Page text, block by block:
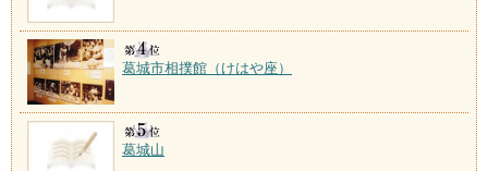
葛城市相撲館（けはや座）
葛城山